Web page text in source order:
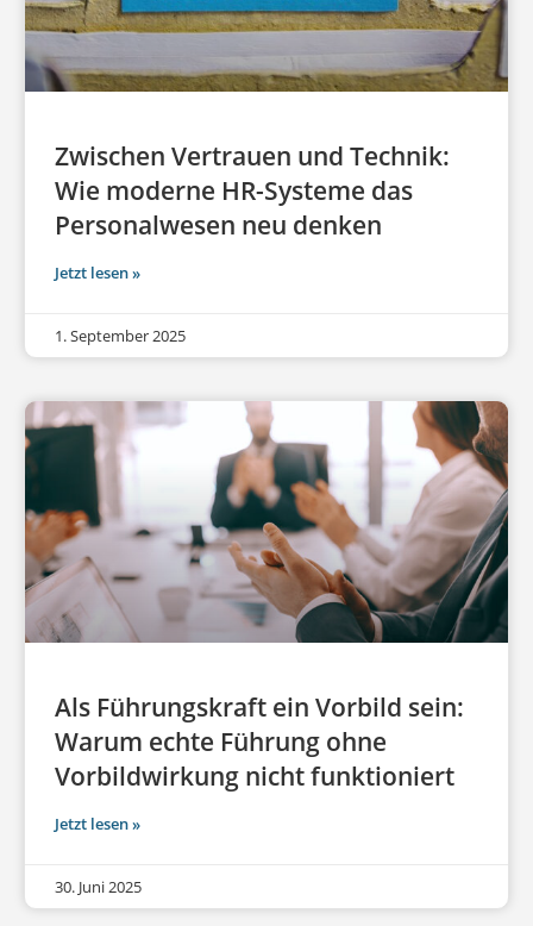
Zwischen Vertrauen und Technik:
Wie moderne HR-Systeme das
Personalwesen neu denken
Jetzt lesen »
1. September 2025
Als Führungskraft ein Vorbild sein:
Warum echte Führung ohne
Vorbildwirkung nicht funktioniert
Jetzt lesen »
30. Juni 2025